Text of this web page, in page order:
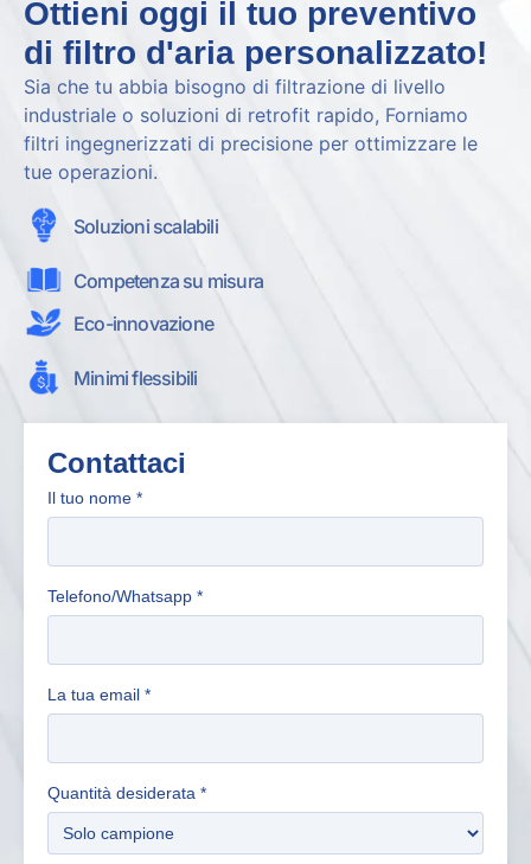
Ottieni oggi il tuo preventivo
di filtro d'aria personalizzato!
Sia che tu abbia bisogno di filtrazione di livello
industriale o soluzioni di retrofit rapido, Forniamo
filtri ingegnerizzati di precisione per ottimizzare le
tue operazioni.
Soluzioni scalabili
Competenza su misura
Eco-innovazione
Minimi flessibili
Contattaci
Il tuo nome *
Telefono/Whatsapp *
La tua email *
Quantità desiderata *